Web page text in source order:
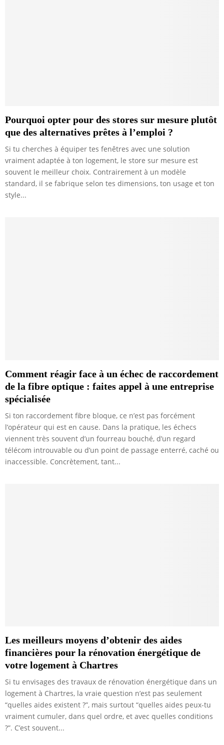
Pourquoi opter pour des stores sur mesure plutôt
que des alternatives prêtes à l’emploi ?
Si tu cherches à équiper tes fenêtres avec une solution
vraiment adaptée à ton logement, le store sur mesure est
souvent le meilleur choix. Contrairement à un modèle
standard, il se fabrique selon tes dimensions, ton usage et ton
style...
Comment réagir face à un échec de raccordement
de la fibre optique : faites appel à une entreprise
spécialisée
Si ton raccordement fibre bloque, ce n’est pas forcément
l’opérateur qui est en cause. Dans la pratique, les échecs
viennent très souvent d’un fourreau bouché, d’un regard
télécom introuvable ou d’un point de passage enterré, caché ou
inaccessible. Concrètement, tant...
Les meilleurs moyens d’obtenir des aides
financières pour la rénovation énergétique de
votre logement à Chartres
Si tu envisages des travaux de rénovation énergétique dans un
logement à Chartres, la vraie question n’est pas seulement
“quelles aides existent ?”, mais surtout “quelles aides peux-tu
vraiment cumuler, dans quel ordre, et avec quelles conditions
?”. C’est souvent...